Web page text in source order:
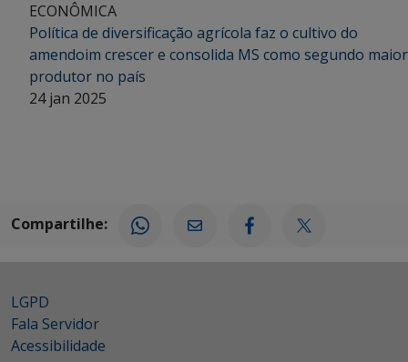
ECONÔMICA
Política de diversificação agrícola faz o cultivo do
amendoim crescer e consolida MS como segundo maior
produtor no país
24 jan 2025
Compartilhe:
LGPD
Fala Servidor
Acessibilidade